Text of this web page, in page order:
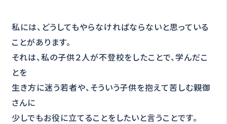
私には、どうしてもやらなければならないと思っている
ことがあります。
それは、私の子供２人が不登校をしたことで、学んだこ
とを
生き方に迷う若者や、そういう子供を抱えて苦しむ親御
さんに
少しでもお役に立てることをしたいと言うことです。